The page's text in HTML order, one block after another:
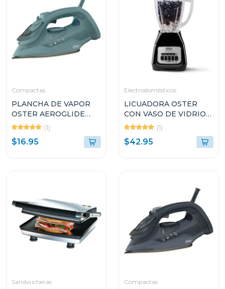
Compactas
PLANCHA DE VAPOR
OSTER AEROGLIDE
S7000 VERDE
GCSTAC7001
(1)
$16.95
Electrodomésticos
LICUADORA OSTER
CON VASO DE VIDRIO
DE 1.5L Y 2
VELOCIDADES
BLSTKAGBPB
(1)
$42.95
Sandwicheras Compactas